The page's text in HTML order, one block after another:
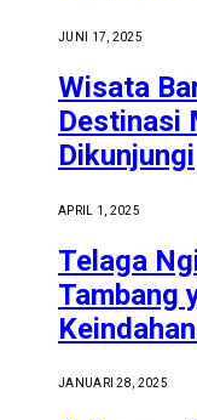
JUNI 17, 2025
Wisata
Destinasi
Dikunjungi
APRIL 1, 2025
Telaga
Tambang
JANUARI 28, 2025